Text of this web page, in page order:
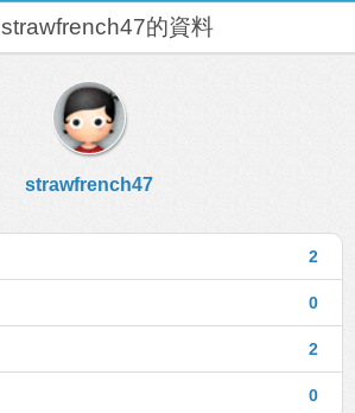
strawfrench47的資料
strawfrench47
2
0
2
0